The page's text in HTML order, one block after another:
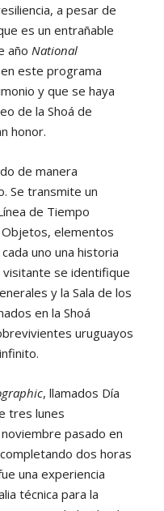
a pesar de
es un entrañable
año National
este programa
y que se haya
de la Shoá de
honor.
de manera
Se transmite un
de Tiempo
Objetos, elementos
uno una historia
visitante se identifique
y la Sala de los
en la Shoá
uruguayos
, llamados Día
tres lunes
pasado en
dos horas
una experiencia
técnica para la